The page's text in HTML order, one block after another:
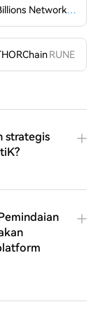
Billions Network
BILL
RUNE
strategis